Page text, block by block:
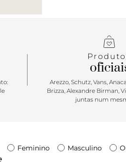
Arezzo, Schutz, Vans,
Brizza, Alexandre Birman,
juntas num
Feminino Masculino